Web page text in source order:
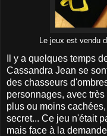
Le jeux est vendu
Il y a quelques temps
Cassandra Jean se
des chasseurs
personnages, avec
plus ou moins
secret... Ce jeu n'était
mais face à la